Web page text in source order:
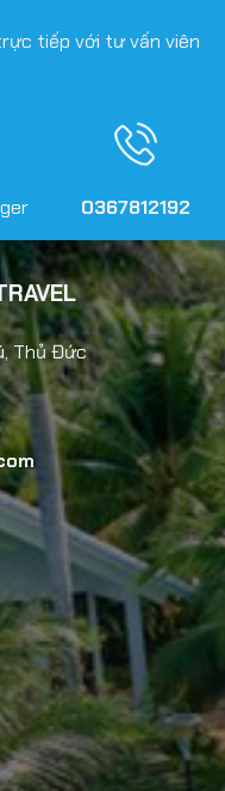
tiếp với tư vấn viên
0367812192
Thủ Đức